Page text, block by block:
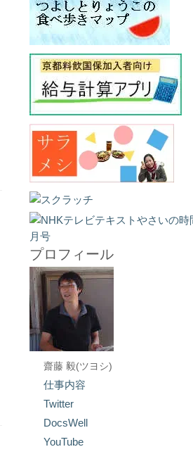
プロフィール
齋藤 毅(ツヨシ)
仕事内容
Twitter
DocsWell
YouTube